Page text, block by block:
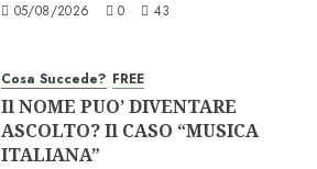
05/08/2026 0 43
Cosa Succede? FREE
Il NOME PUO’ DIVENTARE
ASCOLTO? Il CASO “MUSICA
ITALIANA”